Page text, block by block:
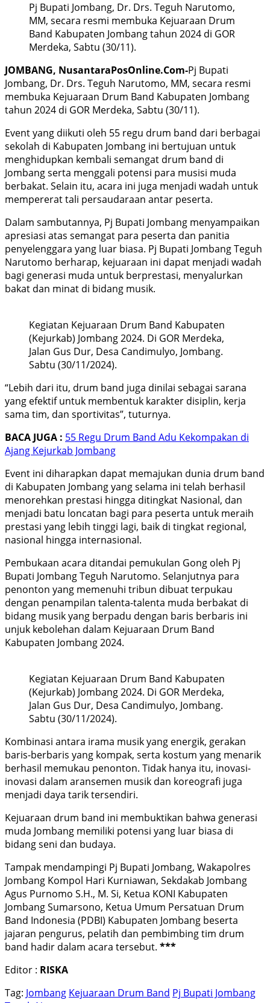
Pj Bupati Jombang, Dr. Drs. Teguh Narutomo,
MM, secara resmi membuka Kejuaraan Drum
Band Kabupaten Jombang tahun 2024 di GOR
Merdeka, Sabtu (30/11).
JOMBANG, NusantaraPosOnline.Com-Pj Bupati
Jombang, Dr. Drs. Teguh Narutomo, MM, secara resmi
membuka Kejuaraan Drum Band Kabupaten Jombang
tahun 2024 di GOR Merdeka, Sabtu (30/11).
Event yang diikuti oleh 55 regu drum band dari berbagai
sekolah di Kabupaten Jombang ini bertujuan untuk
menghidupkan kembali semangat drum band di
Jombang serta menggali potensi para musisi muda
berbakat. Selain itu, acara ini juga menjadi wadah untuk
mempererat tali persaudaraan antar peserta.
Dalam sambutannya, Pj Bupati Jombang menyampaikan
apresiasi atas semangat para peserta dan panitia
penyelenggara yang luar biasa. Pj Bupati Jombang Teguh
Narutomo berharap, kejuaraan ini dapat menjadi wadah
bagi generasi muda untuk berprestasi, menyalurkan
bakat dan minat di bidang musik.
Kegiatan Kejuaraan Drum Band Kabupaten
(Kejurkab) Jombang 2024. Di GOR Merdeka,
Jalan Gus Dur, Desa Candimulyo, Jombang.
Sabtu (30/11/2024).
“Lebih dari itu, drum band juga dinilai sebagai sarana
yang efektif untuk membentuk karakter disiplin, kerja
sama tim, dan sportivitas”, tuturnya.
BACA JUGA : 55 Regu Drum Band Adu Kekompakan di
Ajang Kejurkab Jombang
Event ini diharapkan dapat memajukan dunia drum band
di Kabupaten Jombang yang selama ini telah berhasil
menorehkan prestasi hingga ditingkat Nasional, dan
menjadi batu loncatan bagi para peserta untuk meraih
prestasi yang lebih tinggi lagi, baik di tingkat regional,
nasional hingga internasional.
Pembukaan acara ditandai pemukulan Gong oleh Pj
Bupati Jombang Teguh Narutomo. Selanjutnya para
penonton yang memenuhi tribun dibuat terpukau
dengan penampilan talenta-talenta muda berbakat di
bidang musik yang berpadu dengan baris berbaris ini
unjuk kebolehan dalam Kejuaraan Drum Band
Kabupaten Jombang 2024.
Kegiatan Kejuaraan Drum Band Kabupaten
(Kejurkab) Jombang 2024. Di GOR Merdeka,
Jalan Gus Dur, Desa Candimulyo, Jombang.
Sabtu (30/11/2024).
Kombinasi antara irama musik yang energik, gerakan
baris-berbaris yang kompak, serta kostum yang menarik
berhasil memukau penonton. Tidak hanya itu, inovasi-
inovasi dalam aransemen musik dan koreografi juga
menjadi daya tarik tersendiri.
Kejuaraan drum band ini membuktikan bahwa generasi
muda Jombang memiliki potensi yang luar biasa di
bidang seni dan budaya.
Tampak mendampingi Pj Bupati Jombang, Wakapolres
Jombang Kompol Hari Kurniawan, Sekdakab Jombang
Agus Purnomo S.H., M. Si, Ketua KONI Kabupaten
Jombang Sumarsono, Ketua Umum Persatuan Drum
Band Indonesia (PDBI) Kabupaten Jombang beserta
jajaran pengurus, pelatih dan pembimbing tim drum
band hadir dalam acara tersebut. ***
Editor : RISKA
Tag: Jombang Kejuaraan Drum Band Pj Bupati Jombang